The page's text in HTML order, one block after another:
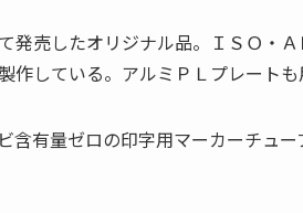
発売したオリジナル品。ＩＳＯ・
している。アルミＰＬプレートも
含有量ゼロの印字用マーカーチュ